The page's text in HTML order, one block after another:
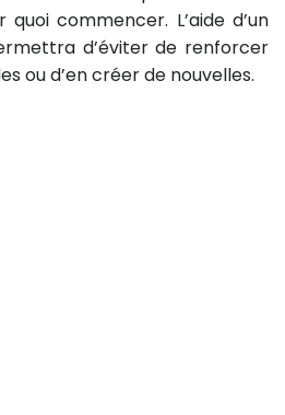
commencer. L’aide d’un
d’éviter de renforcer
ou d’en créer de nouvelles.